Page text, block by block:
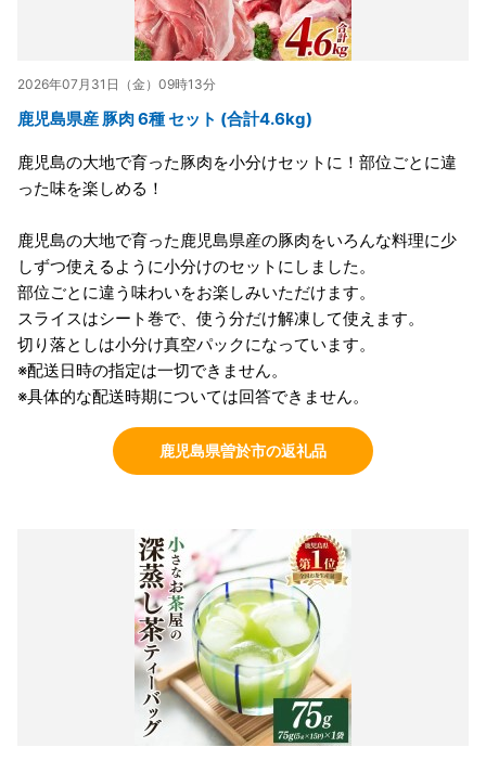
2026年07月31日（金）09時13分
鹿児島県産 豚肉 6種 セット (合計4.6kg)
鹿児島の大地で育った豚肉を小分けセットに！部位ごとに違
った味を楽しめる！
鹿児島の大地で育った鹿児島県産の豚肉をいろんな料理に少
しずつ使えるように小分けのセットにしました。
部位ごとに違う味わいをお楽しみいただけます。
スライスはシート巻で、使う分だけ解凍して使えます。
切り落としは小分け真空パックになっています。
※配送日時の指定は一切できません。
※具体的な配送時期については回答できません。
鹿児島県曽於市の返礼品